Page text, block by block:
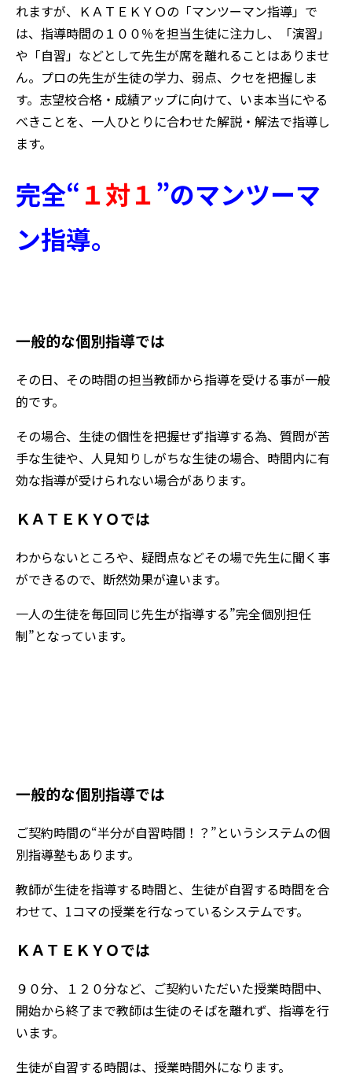
れますが、ＫＡＴＥＫＹＯの「マンツーマン指導」で
は、指導時間の１００％を担当生徒に注力し、「演習」
や「自習」などとして先生が席を離れることはありませ
ん。プロの先生が生徒の学力、弱点、クセを把握しま
す。志望校合格・成績アップに向けて、いま本当にやる
べきことを、一人ひとりに合わせた解説・解法で指導し
ます。
完全“１対１”のマンツーマ
ン指導。
一般的な個別指導では
その日、その時間の担当教師から指導を受ける事が一般
的です。
その場合、生徒の個性を把握せず指導する為、質問が苦
手な生徒や、人見知りしがちな生徒の場合、時間内に有
効な指導が受けられない場合があります。
ＫＡＴＥＫＹＯでは
わからないところや、疑問点などその場で先生に聞く事
ができるので、断然効果が違います。
一人の生徒を毎回同じ先生が指導する”完全個別担任
制”となっています。
一般的な個別指導では
ご契約時間の“半分が自習時間！？”というシステムの個
別指導塾もあります。
教師が生徒を指導する時間と、生徒が自習する時間を合
わせて、1コマの授業を行なっているシステムです。
ＫＡＴＥＫＹＯでは
９０分、１２０分など、ご契約いただいた授業時間中、
開始から終了まで教師は生徒のそばを離れず、指導を行
います。
生徒が自習する時間は、授業時間外になります。